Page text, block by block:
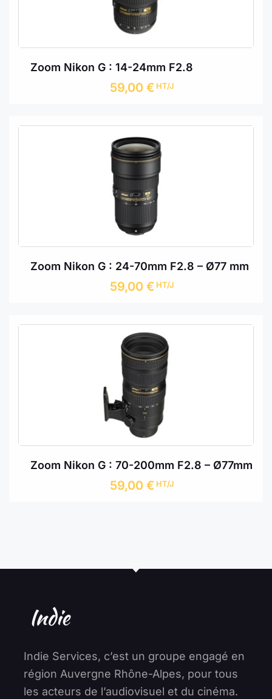
Zoom Nikon G : 14-24mm F2.8
59,00 € HT/J
Zoom Nikon G : 24-70mm F2.8 – Ø77 mm
59,00 € HT/J
Zoom Nikon G : 70-200mm F2.8 – Ø77mm
59,00 € HT/J
Indie Services, c’est un groupe engagé en
région Auvergne Rhône-Alpes, pour tous
les acteurs de l’audiovisuel et du cinéma.